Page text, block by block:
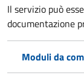
Il servizio può
documentazione
Moduli da